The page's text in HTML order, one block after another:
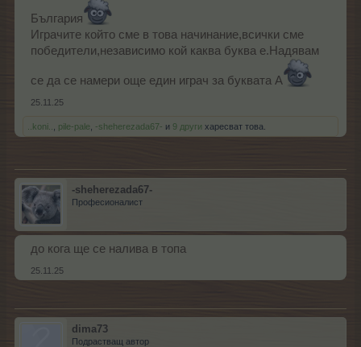
България
Играчите който сме в това начинание,всички сме
победители,независимо кой каква буква е.Надявам
се да се намери още един играч за буквата А
25.11.25
..koni.. pile-pale -sheherezada67- и 9 други харесват това.
-sheherezada67-
Професионалист
до кога ще се налива в топа
25.11.25
dima73
Подрастващ автор